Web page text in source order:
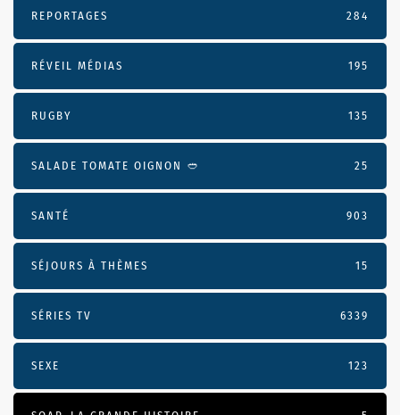
REPORTAGES 284
RÉVEIL MÉDIAS 195
RUGBY 135
SALADE TOMATE OIGNON 🥙 25
SANTÉ 903
SÉJOURS À THÈMES 15
SÉRIES TV 6339
SEXE 123